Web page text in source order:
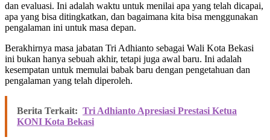
dan evaluasi. Ini adalah waktu untuk menilai apa yang telah dicapai,
apa yang bisa ditingkatkan, dan bagaimana kita bisa menggunakan
pengalaman ini untuk masa depan.
Berakhirnya masa jabatan Tri Adhianto sebagai Wali Kota Bekasi
ini bukan hanya sebuah akhir, tetapi juga awal baru. Ini adalah
kesempatan untuk memulai babak baru dengan pengetahuan dan
pengalaman yang telah diperoleh.
Berita Terkait: Tri Adhianto Apresiasi Prestasi Ketua
KONI Kota Bekasi